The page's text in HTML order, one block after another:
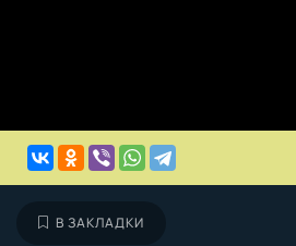
В ЗАКЛАДКИ